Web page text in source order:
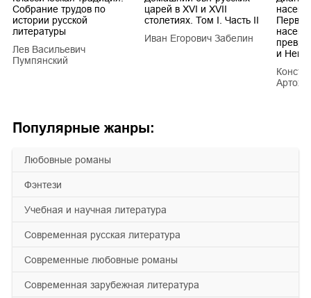
Популярные жанры:
любовные романы
фэнтези
учебная и научная литература
современная русская литература
современные любовные романы
современная зарубежная литература
Собрание трудов по
истории русской
литературы
Лев Васильевич
Пумпянский
царей в XVI и XVII
столетиях. Том I. Часть II
Иван Егорович Забелин
и